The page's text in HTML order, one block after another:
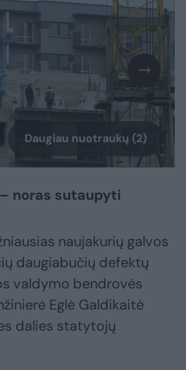
Daugiau nuotraukų (2)
noras sutaupyti
naujakurių galvos
daugiabučių defektų
valdymo bendrovės
Eglė Galdikaitė
dalies statytojų